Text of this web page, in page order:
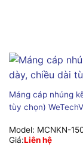
Máng cáp nhúng
tùy chọn)
Model: MCNKN-
Giá:Liên hệ